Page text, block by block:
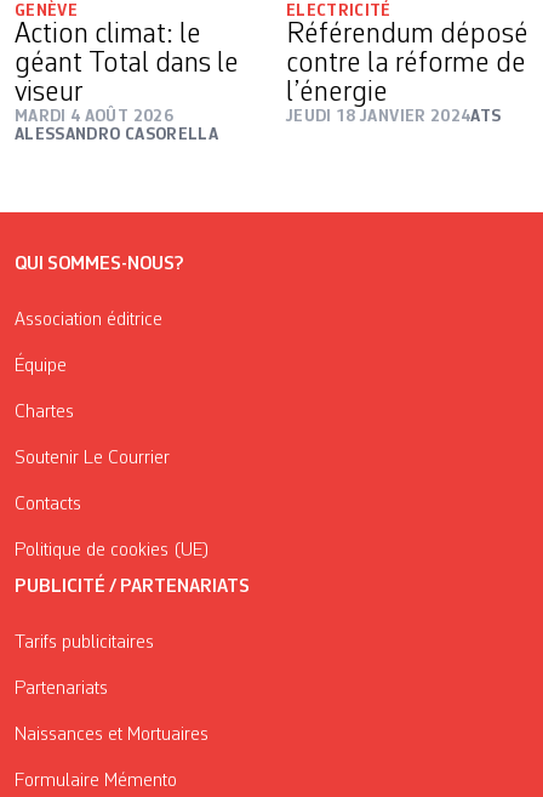
GENÈVE
Action climat: le
géant Total dans le
viseur
MARDI 4 AOÛT 2026
ALESSANDRO CASORELLA
ELECTRICITÉ
Référendum déposé
contre la réforme de
l’énergie
JEUDI 18 JANVIER 2024ATS
QUI SOMMES-NOUS?
Association éditrice
Équipe
Chartes
Soutenir Le Courrier
Contacts
Politique de cookies (UE)
PUBLICITÉ / PARTENARIATS
Tarifs publicitaires
Partenariats
Naissances et Mortuaires
Formulaire Mémento